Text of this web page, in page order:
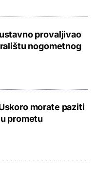
provaljivao
nogometnog
morate paziti
prometu